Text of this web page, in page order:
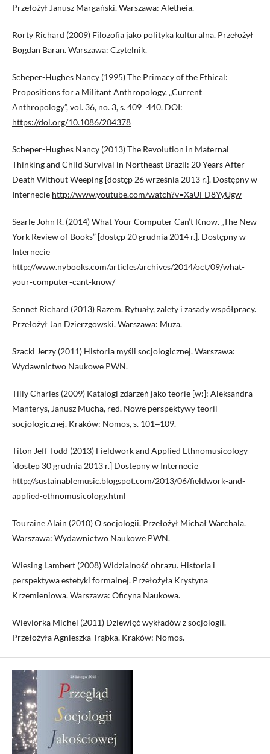
Przełożył Janusz Margański. Warszawa: Aletheia.
Rorty Richard (2009) Filozofia jako polityka kulturalna. Przełożył
Bogdan Baran. Warszawa: Czytelnik.
Scheper-Hughes Nancy (1995) The Primacy of the Ethical:
Propositions for a Militant Anthropology. „Current
Anthropology”, vol. 36, no. 3, s. 409‒440. DOI:
https://doi.org/10.1086/204378
Scheper-Hughes Nancy (2013) The Revolution in Maternal
Thinking and Child Survival in Northeast Brazil: 20 Years After
Death Without Weeping [dostęp 26 września 2013 r.]. Dostępny w
Internecie http://www.youtube.com/watch?v=XaUFD8YyUgw
Searle John R. (2014) What Your Computer Can’t Know. „The New
York Review of Books” [dostęp 20 grudnia 2014 r.]. Dostępny w
Internecie
http://www.nybooks.com/articles/archives/2014/oct/09/what-
your-computer-cant-know/
Sennet Richard (2013) Razem. Rytuały, zalety i zasady współpracy.
Przełożył Jan Dzierzgowski. Warszawa: Muza.
Szacki Jerzy (2011) Historia myśli socjologicznej. Warszawa:
Wydawnictwo Naukowe PWN.
Tilly Charles (2009) Katalogi zdarzeń jako teorie [w:]: Aleksandra
Manterys, Janusz Mucha, red. Nowe perspektywy teorii
socjologicznej. Kraków: Nomos, s. 101‒109.
Titon Jeff Todd (2013) Fieldwork and Applied Ethnomusicology
[dostęp 30 grudnia 2013 r.] Dostępny w Internecie
http://sustainablemusic.blogspot.com/2013/06/fieldwork-and-
applied-ethnomusicology.html
Touraine Alain (2010) O socjologii. Przełożył Michał Warchala.
Warszawa: Wydawnictwo Naukowe PWN.
Wiesing Lambert (2008) Widzialność obrazu. Historia i
perspektywa estetyki formalnej. Przełożyła Krystyna
Krzemieniowa. Warszawa: Oficyna Naukowa.
Wieviorka Michel (2011) Dziewięć wykładów z socjologii.
Przełożyła Agnieszka Trąbka. Kraków: Nomos.